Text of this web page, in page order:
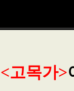
<고목가>